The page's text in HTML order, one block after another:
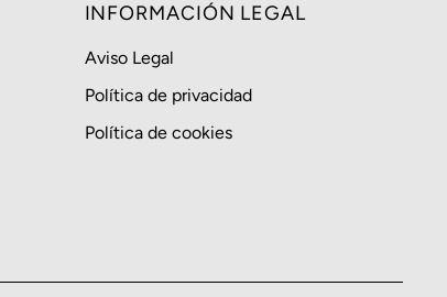
INFORMACIÓN LEGAL
Aviso Legal
Política de privacidad
Política de cookies